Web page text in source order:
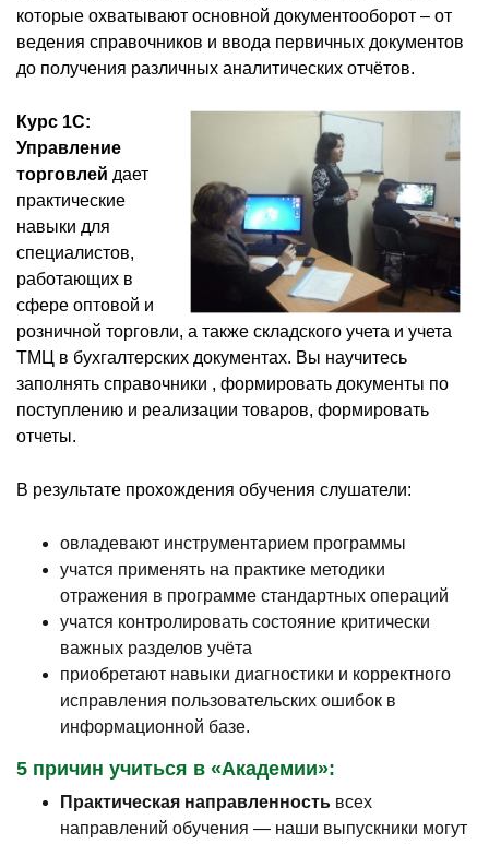
которые охватывают основной документооборот – от
ведения справочников и ввода первичных документов
до получения различных аналитических отчётов.
Курс 1С:
Управление
торговлей дает
практические
навыки для
специалистов,
работающих в
сфере оптовой и
розничной торговли, а также складского учета и учета
ТМЦ в бухгалтерских документах. Вы научитесь
заполнять справочники , формировать документы по
поступлению и реализации товаров, формировать
отчеты.
В результате прохождения обучения слушатели:
овладевают инструментарием программы
учатся применять на практике методики
отражения в программе стандартных операций
учатся контролировать состояние критически
важных разделов учёта
приобретают навыки диагностики и корректного
исправления пользовательских ошибок в
информационной базе.
5 причин учиться в «Академии»:
Практическая направленность всех
направлений обучения — наши выпускники могут